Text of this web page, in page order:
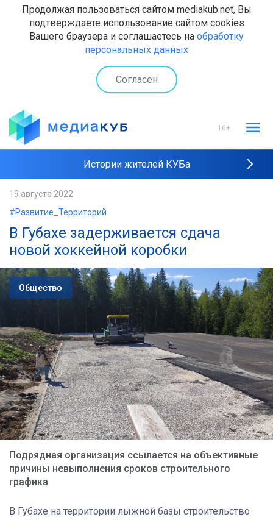
Продолжая пользоваться сайтом mediakub.net, Вы
подтверждаете использование сайтом cookies
Вашего браузера и соглашаетесь на обработку
персональных данных
Согласен
16+
Истории жителей КУБа
19 августа 2022
#Развитие_Территорий
В Губахе задерживается сдача
новой хоккейной коробки
Общество
Подрядная организация ссылается на объективные
причины невыполнения сроков строительного
графика
В Губахе на территории лыжной базы строительство